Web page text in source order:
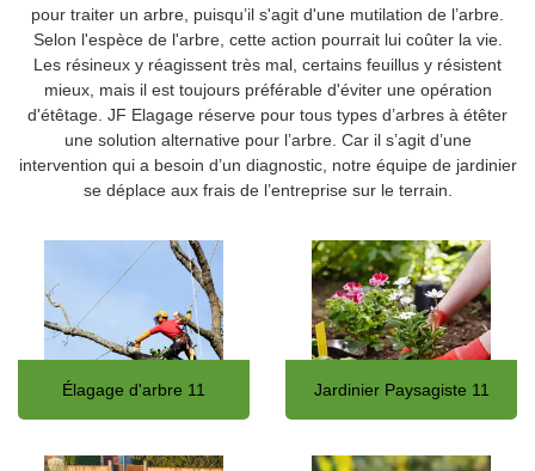
pour traiter un arbre, puisqu’il s'agit d'une mutilation de l’arbre.
Selon l'espèce de l'arbre, cette action pourrait lui coûter la vie.
Les résineux y réagissent très mal, certains feuillus y résistent
mieux, mais il est toujours préférable d'éviter une opération
d'étêtage. JF Elagage réserve pour tous types d’arbres à étêter
une solution alternative pour l’arbre. Car il s’agit d’une
intervention qui a besoin d’un diagnostic, notre équipe de jardinier
se déplace aux frais de l’entreprise sur le terrain.
Élagage d'arbre 11 Jardinier Paysagiste 11